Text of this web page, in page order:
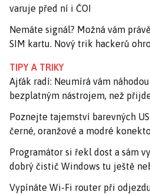
varuje před ní i ČOI
Nemáte signál? Možná vám
SIM kartu. Nový trik hackerů
TIPY A TRIKY
Ajťák radí: Neumírá vám
bezplatným nástrojem, než
Poznejte tajemství barevných
černé, oranžové a modré
Programátor si řekl dost a sám
dobrý čistič Windows tu ještě
Vypínáte Wi-Fi router při